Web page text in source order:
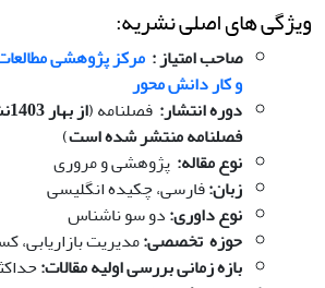
ویژگی های اصلی نشریه:
صاحب امتیاز: مرکز پژوهشی
و کار دانش محور
دوره انتشار: فصلنامه (از بهار 1403
فصلنامه منتشر شده است)
نوع مقاله: پژوهشی و مروری
زبان:فارسی، چکیده انگلیسی
نوع داوری:دو سو ناشناس
حوزه تخصصی:مدیریت بازاریابی،
بازه زمانی بررسی اولیه مقالات:حداکثر